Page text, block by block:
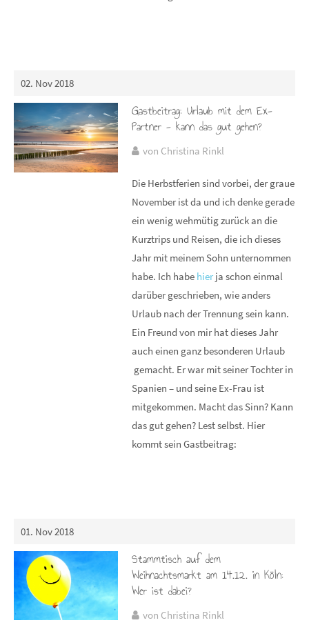
02. Nov 2018
Gastbeitrag: Urlaub mit dem Ex-
Partner - kann das gut gehen?
von Christina Rinkl
Die Herbstferien sind vorbei, der graue
November ist da und ich denke gerade
ein wenig wehmütig zurück an die
Kurztrips und Reisen, die ich dieses
Jahr mit meinem Sohn unternommen
habe. Ich habe hier ja schon einmal
darüber geschrieben, wie anders
Urlaub nach der Trennung sein kann.
Ein Freund von mir hat dieses Jahr
auch einen ganz besonderen Urlaub
gemacht. Er war mit seiner Tochter in
Spanien – und seine Ex-Frau ist
mitgekommen. Macht das Sinn? Kann
das gut gehen? Lest selbst. Hier
kommt sein Gastbeitrag:
01. Nov 2018
Stammtisch auf dem
Weihnachtsmarkt am 14.12. in Köln:
Wer ist dabei?
von Christina Rinkl